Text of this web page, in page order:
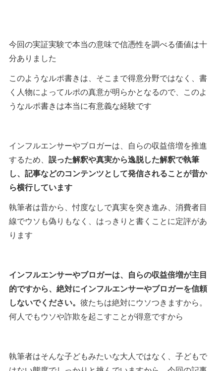
今回の実証実験で本当の意味で信憑性を調べる価値は十
分ありました
このようなルポ書きは、そこまで得意分野ではなく、書
く人物によってルポの真意が明らかとなるので、このよ
うなルポ書きは本当に有意義な経験です
インフルエンサーやブロガーは、自らの収益倍増を推進
するため、 誤った解釈や真実から逸脱した解釈で執筆
し、記事などのコンテンツとして発信されることが昔か
ら横行しています
執筆者は昔から、忖度なしで真実を突き進み、消費者目
線でウソも偽りもなく、はっきりと書くことに定評があ
ります
インフルエンサーやブロガーは、自らの収益倍増が主目
的ですから、絶対にインフルエンサーやブロガーを信頼
しないでください。 彼たちは絶対にウソつきますから。
何人でもウソや詐欺を起こすことが得意ですから
執筆者はそんな子どもみたいな大人ではなく、子どもで